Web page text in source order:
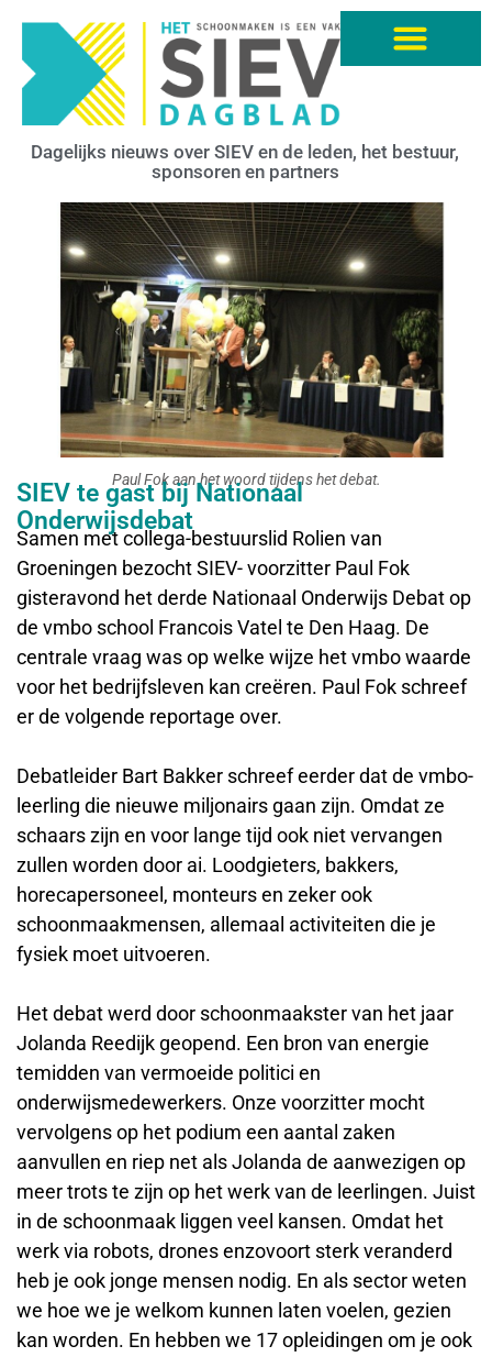
Dagelijks nieuws over SIEV en de leden, het bestuur,
sponsoren en partners
Paul Fok aan het woord tijdens het debat.
SIEV te gast bij Nationaal
Onderwijsdebat
Samen met collega-bestuurslid Rolien van
Groeningen bezocht SIEV- voorzitter Paul Fok
gisteravond het derde Nationaal Onderwijs Debat op
de vmbo school Francois Vatel te Den Haag. De
centrale vraag was op welke wijze het vmbo waarde
voor het bedrijfsleven kan creëren. Paul Fok schreef
er de volgende reportage over.
Debatleider Bart Bakker schreef eerder dat de vmbo-
leerling die nieuwe miljonairs gaan zijn. Omdat ze
schaars zijn en voor lange tijd ook niet vervangen
zullen worden door ai. Loodgieters, bakkers,
horecapersoneel, monteurs en zeker ook
schoonmaakmensen, allemaal activiteiten die je
fysiek moet uitvoeren.
Het debat werd door schoonmaakster van het jaar
Jolanda Reedijk geopend. Een bron van energie
temidden van vermoeide politici en
onderwijsmedewerkers. Onze voorzitter mocht
vervolgens op het podium een aantal zaken
aanvullen en riep net als Jolanda de aanwezigen op
meer trots te zijn op het werk van de leerlingen. Juist
in de schoonmaak liggen veel kansen. Omdat het
werk via robots, drones enzovoort sterk veranderd
heb je ook jonge mensen nodig. En als sector weten
we hoe we je welkom kunnen laten voelen, gezien
kan worden. En hebben we 17 opleidingen om je ook